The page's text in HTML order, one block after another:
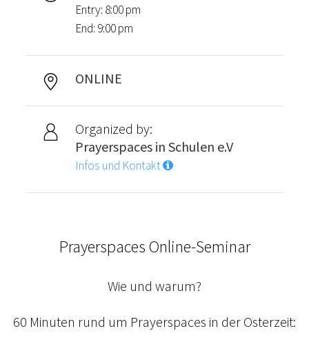
Entry: 8:00 pm
End: 9:00 pm
ONLINE
Organized by:
Prayerspaces in Schulen e.V
Infos und Kontakt
Prayerspaces Online-Seminar
Wie und warum?
60 Minuten rund um Prayerspaces in der Osterzeit: